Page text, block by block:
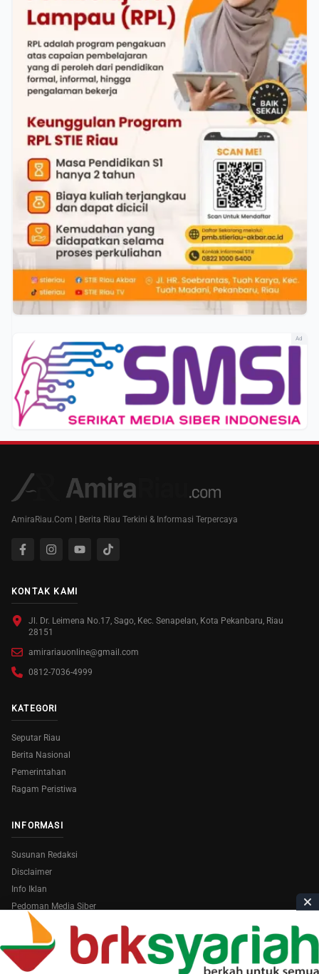
Ad
AmiraRiau.Com | Berita Riau Terkini & Informasi Terpercaya
KONTAK KAMI
Jl. Dr. Leimena No.17, Sago, Kec. Senapelan, Kota Pekanbaru, Riau
28151
amirariauonline@gmail.com
0812-7036-4999
KATEGORI
Seputar Riau
Berita Nasional
Pemerintahan
Ragam Peristiwa
INFORMASI
Susunan Redaksi
Disclaimer
Info Iklan
Pedoman Media Siber
Copyright © 2026 AmiraRiau.com . All Rights Reserved.